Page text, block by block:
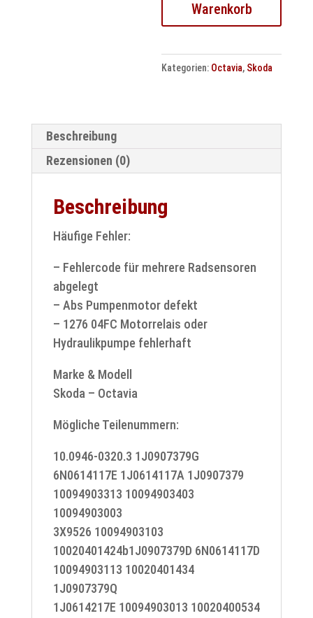
Steuergerät
Menge
Warenkorb
Kategorien: Octavia, Skoda
Beschreibung
Rezensionen (0)
Beschreibung
Häufige Fehler:
– Fehlercode für mehrere Radsensoren
abgelegt
– Abs Pumpenmotor defekt
– 1276 04FC Motorrelais oder
Hydraulikpumpe fehlerhaft
Marke & Modell
Skoda – Octavia
Mögliche Teilenummern:
10.0946-0320.3 1J0907379G
6N0614117E 1J0614117A 1J0907379
10094903313 10094903403
10094903003
3X9526 10094903103
10020401424b1J0907379D 6N0614117D
10094903113 10020401434
1J0907379Q
1J0614217E 10094903013 10020400534